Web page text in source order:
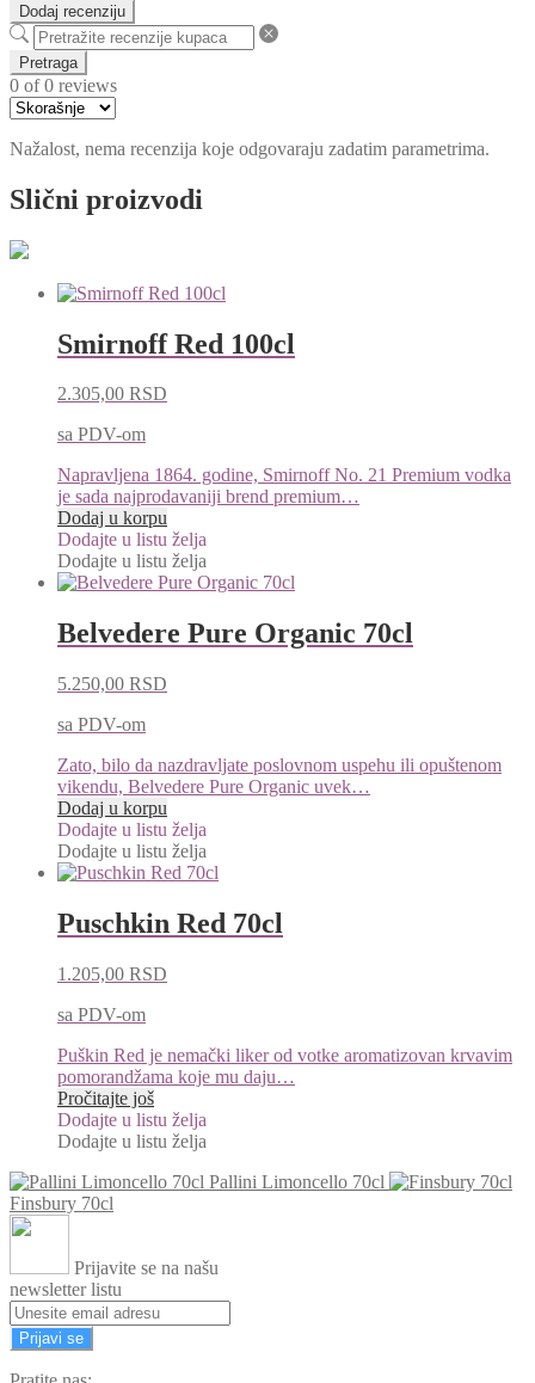
Dodaj recenziju
Pretraga
0 of 0 reviews
Nažalost, nema recenzija koje odgovaraju zadatim parametrima.
Slični proizvodi
Smirnoff Red 100cl
2.305,00 RSD
sa PDV-om
Napravljena 1864. godine, Smirnoff No. 21 Premium vodka
je sada najprodavaniji brend premium…
Dodaj u korpu
Dodajte u listu želja
Dodajte u listu želja
Belvedere Pure Organic 70cl
5.250,00 RSD
sa PDV-om
Zato, bilo da nazdravljate poslovnom uspehu ili opuštenom
vikendu, Belvedere Pure Organic uvek…
Dodaj u korpu
Dodajte u listu želja
Dodajte u listu želja
Puschkin Red 70cl
1.205,00 RSD
sa PDV-om
Puškin Red je nemački liker od votke aromatizovan krvavim
pomorandžama koje mu daju…
Pročitajte još
Dodajte u listu želja
Dodajte u listu želja
Pallini Limoncello 70cl
Finsbury 70cl
Prijavite se na našu
newsletter listu
Prijavi se